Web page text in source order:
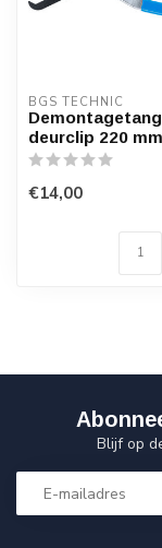
BGS TECHNIC
deurclip 220 mm
€14,00
Blijf op